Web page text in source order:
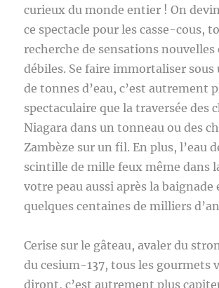
curieux du monde entier ! On
ce spectacle pour les casse-cous,
recherche de sensations nouvelles
débiles. Se faire immortaliser
de tonnes d’eau, c’est autrement
spectaculaire que la traversée des
Niagara dans un tonneau ou des
Zambèze sur un fil. En plus, l’eau
scintille de mille feux même dans
votre peau aussi après la baignade
quelques centaines de milliers
Cerise sur le gâteau, avaler du
du cesium-137, tous les gourmets
diront, c’est autrement plus